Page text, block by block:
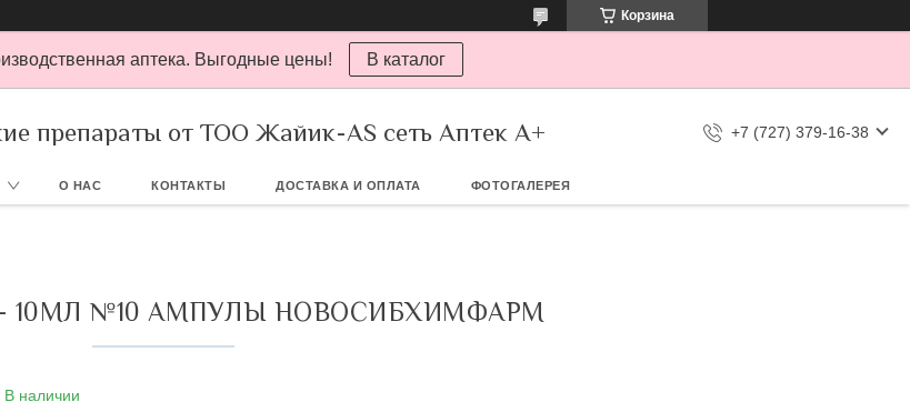
Корзина
аптека. Выгодные цены! В каталог
препараты от ТОО Жайик-AS сеть Аптек А+ +7 (727) 379-16-38
О НАС КОНТАКТЫ ДОСТАВКА И ОПЛАТА ФОТОГАЛЕРЕЯ
- 10МЛ №10 АМПУЛЫ НОВОСИБХИМФАРМ
В наличии